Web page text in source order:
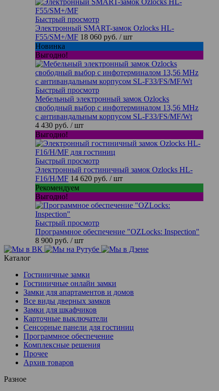
Быстрый просмотр
Электронный SMART-замок Ozlocks HL-
F55/SM+/MF 18 060 руб. / шт
Новинка
Выгодно!
Быстрый просмотр
Мебельный электронный замок Ozlocks
свободный выбор с инфотерминалом 13,56 MHz
с антивандальным корпусом SL-F33/FS/MF/Wt
4 430 руб. / шт
Выгодно!
Быстрый просмотр
Электронный гостиничный замок Ozlocks HL-
F16/H/MF 14 620 руб. / шт
Рекомендуем
Выгодно!
Быстрый просмотр
Программное обеспечение "OZLocks: Inspection"
8 900 руб. / шт
Каталог
Гостиничные замки
Гостиничные онлайн замки
Замки для апартаментов и домов
Все виды дверных замков
Замки для шкафчиков
Карточные выключатели
Сенсорные панели для гостиниц
Программное обеспечение
Комплексные решения
Прочее
Архив товаров
Разное